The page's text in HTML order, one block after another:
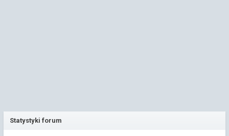
Statystyki forum